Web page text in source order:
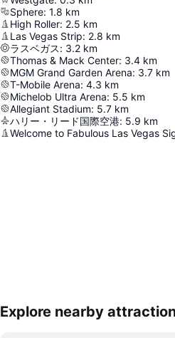
Sphere: 1.8 km
High Roller: 2.5 km
Las Vegas Strip: 2.8 km
ラスベガス: 3.2 km
Thomas & Mack Center: 3.4 km
MGM Grand Garden Arena: 3.7 km
T-Mobile Arena: 4.3 km
Michelob Ultra Arena: 5.5 km
Allegiant Stadium: 5.7 km
ハリー・リード国際空港: 5.9 km
Welcome to Fabulous Las Vegas
地図を拡大
Explore nearby